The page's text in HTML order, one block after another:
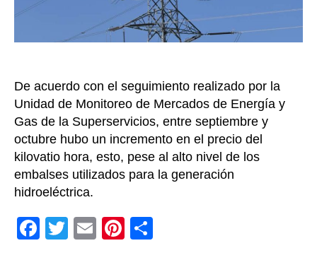
del
De acuerdo con el seguimiento realizado por la
Unidad de Monitoreo de Mercados de Energía y
Gas de la Superservicios, entre septiembre y
octubre hubo un incremento en el precio del
kilovatio hora, esto, pese al alto nivel de los
embalses utilizados para la generación
hidroeléctrica.
F
T
E
Pi